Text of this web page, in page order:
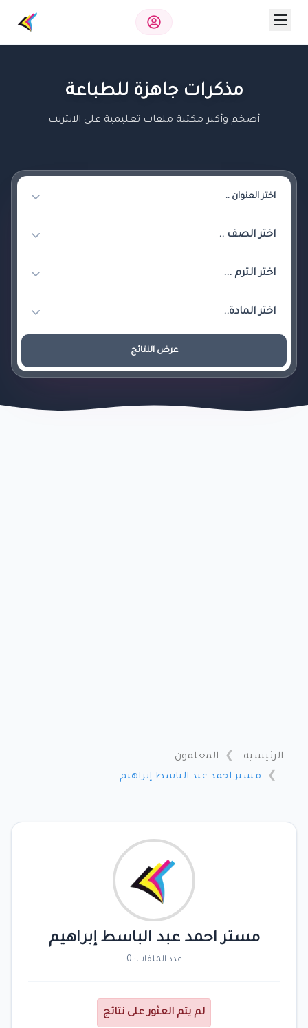
مذكرات جاهزة للطباعة
أضخم وأكبر مكتبة ملفات تعليمية على الانترنت
عرض النتائج
الرئيسية
المعلمون
مستر احمد عبد الباسط إبراهيم
مستر احمد عبد الباسط إبراهيم
عدد الملفات: 0
لم يتم العثور على نتائج